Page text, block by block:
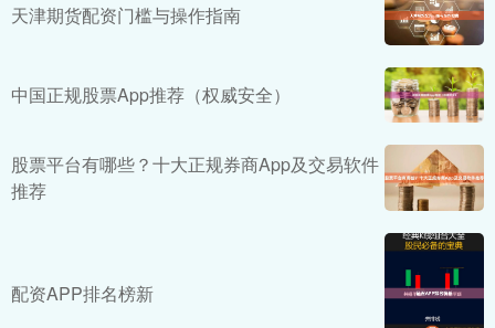
天津期货配资门槛与操作指南
中国正规股票App推荐（权威安全）
股票平台有哪些？十大正规券商App及交易软件
推荐
配资APP排名榜新